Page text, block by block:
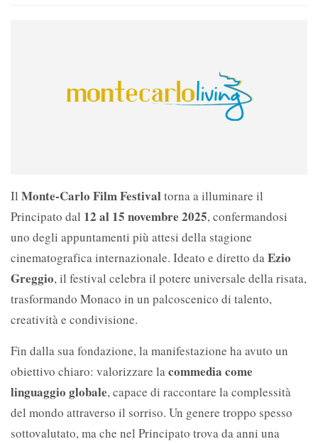
Il Monte-Carlo Film Festivaltorna a illuminare il
Principato dal 12 al 15 novembre 2025, confermandosi
uno degli appuntamenti più attesi della stagione
cinematografica internazionale. Ideato e diretto da Ezio
Greggio, il festival celebra il potere universale della risata,
trasformando Monaco in un palcoscenico di talento,
creatività e condivisione.
Fin dalla sua fondazione, la manifestazione ha avuto un
obiettivo chiaro: valorizzare la commedia come
linguaggio globale, capace di raccontare la complessità
del mondo attraverso il sorriso. Un genere troppo spesso
sottovalutato, ma che nel Principato trova da anni una